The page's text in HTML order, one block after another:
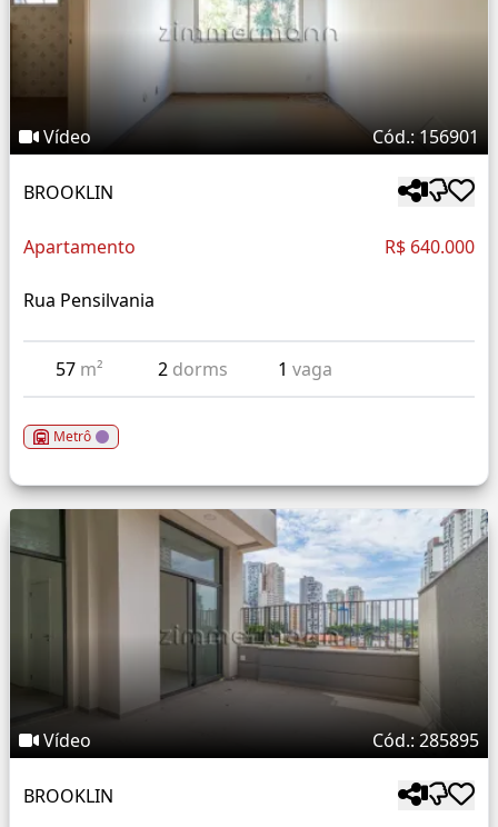
Vídeo Cód.: 156901
BROOKLIN
Apartamento R$ 640.000
Rua Pensilvania
57 m² 2 dorms 1vaga
Metrô
Vídeo Cód.: 285895
BROOKLIN